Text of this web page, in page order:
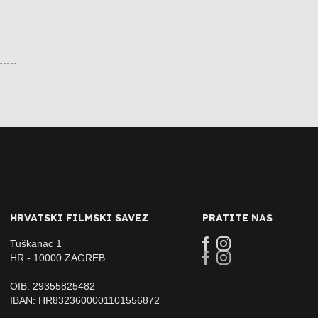
HRVATSKI FILMSKI SAVEZ
Tuškanac 1
HR - 10000 ZAGREB
OIB: 29355825482
IBAN: HR8323600001101556872
PRATITE NAS